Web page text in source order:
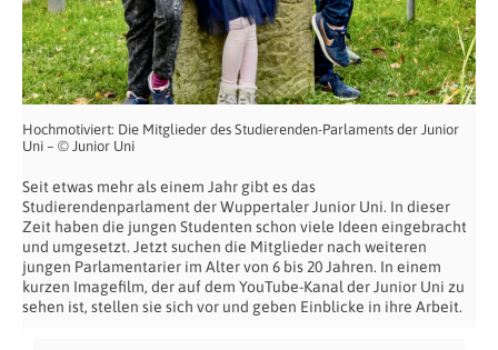
Hochmotiviert: Die Mitglieder des Studierenden-Parlaments der Junior
Uni – © Junior Uni
Seit etwas mehr als einem Jahr gibt es das
Studierendenparlament der Wuppertaler Junior Uni. In dieser
Zeit haben die jungen Studenten schon viele Ideen eingebracht
und umgesetzt. Jetzt suchen die Mitglieder nach weiteren
jungen Parlamentarier im Alter von 6 bis 20 Jahren. In einem
kurzen Imagefilm, der auf dem YouTube-Kanal der Junior Uni zu
sehen ist, stellen sie sich vor und geben Einblicke in ihre Arbeit.